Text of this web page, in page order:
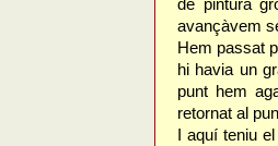
de pintura
avançàvem
Hem passat
hi havia un
punt hem
retornat al
I aquí teniu